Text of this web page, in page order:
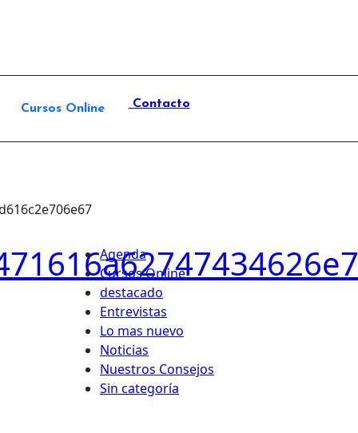
Cursos Online Contacto
Agenda
Cursos Online
destacado
Entrevistas
Lo mas nuevo
Noticias
Nuestros Consejos
Sin categoría